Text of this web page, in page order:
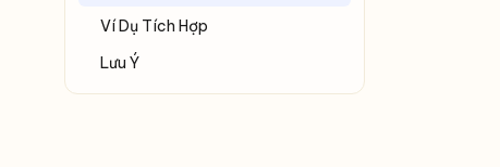
Ví Dụ Tích Hợp
Lưu Ý